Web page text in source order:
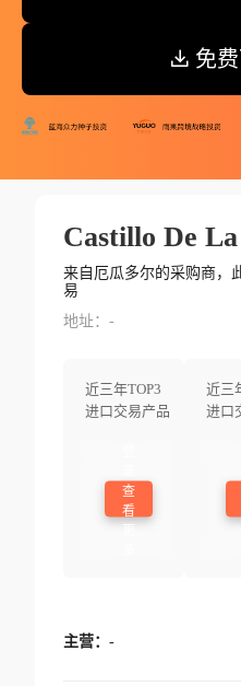
免
来自厄瓜多尔的采购商，
易
地址：-
近三年TOP3
进口交易产品
查
看
近三
进口
主营： -